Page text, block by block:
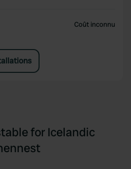
Coût inconnu
for Icelandic